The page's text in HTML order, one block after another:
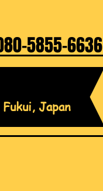
5855-6636
Fukui, Japan